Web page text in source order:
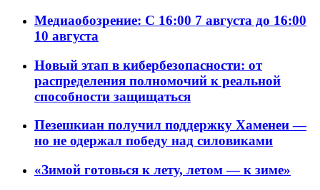
Медиаобозрение: С 16:00 7 августа до 16:00
10 августа
Новый этап в кибербезопасности: от
распределения полномочий к реальной
способности защищаться
Пезешкиан получил поддержку Хаменеи —
но не одержал победу над силовиками
«Зимой готовься к лету, летом — к зиме»